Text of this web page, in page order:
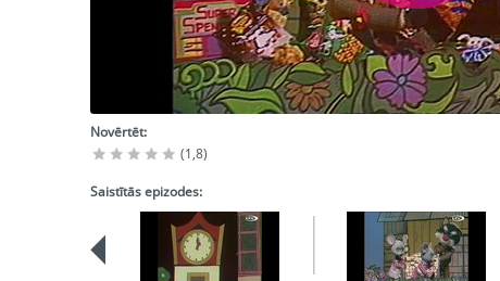
Novērtēt:
(1,8)
Saistītās epizodes: